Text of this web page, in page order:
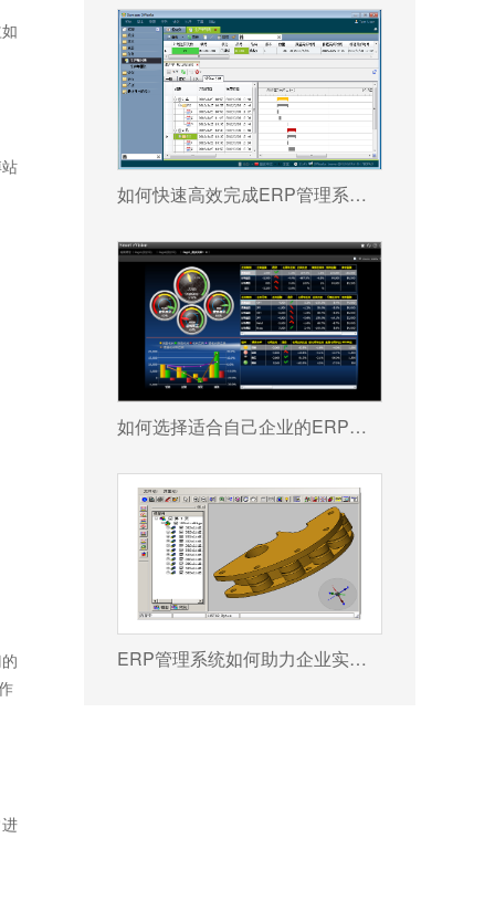
如何快速高效完成ERP管理系统配置?
如何选择适合自己企业的ERP软件?
ERP管理系统如何助力企业实现高效管理?